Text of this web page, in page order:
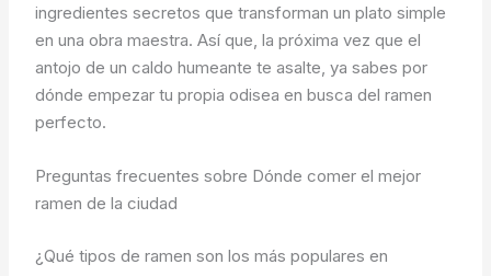
ingredientes secretos que transforman un plato simple
en una obra maestra. Así que, la próxima vez que el
antojo de un caldo humeante te asalte, ya sabes por
dónde empezar tu propia odisea en busca del ramen
perfecto.
Preguntas frecuentes sobre Dónde comer el mejor
ramen de la ciudad
¿Qué tipos de ramen son los más populares en